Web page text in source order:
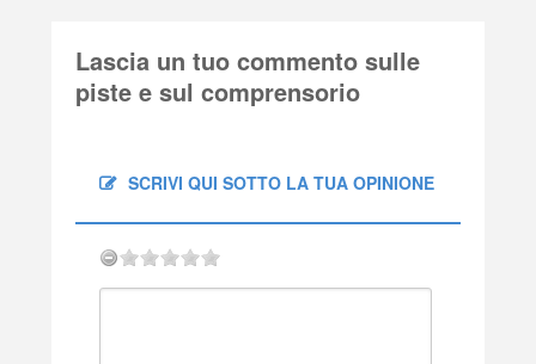
Lascia un tuo commento sulle
piste e sul comprensorio
SCRIVI QUI SOTTO LA TUA OPINIONE